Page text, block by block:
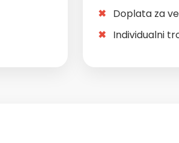
Doplata za
Individualni